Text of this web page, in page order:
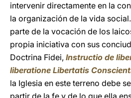
intervenir directamente en la
la organización de la vida
parte de la vocación de los
propia iniciativa con sus
Doctrina Fidei, Instructio de
liberatione Libertatis
la Iglesia en este terreno debe
partir de la fe y de lo que ella